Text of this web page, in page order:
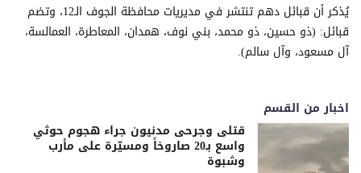
​يُذكر أن قبائل دهم تنتشر في مديريات محافظة الجوف الـ12، وتضم
قبائل: (ذو حسين، ذو محمد، بني نوف، همدان، المعاطرة، العمالسة،
آل مسعود، وآل سالم).
اخبار من القسم
قتلى وجرحى مدنيون جراء هجوم حوثي
واسع بـ20 صاروخاً ومسيّرة على مأرب
وشبوة